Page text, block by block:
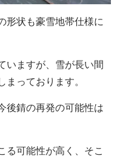
形状も豪雪地帯仕様に
いますが、雪が長い間
まっております。
後錆の再発の可能性は
る可能性が高く、そこ